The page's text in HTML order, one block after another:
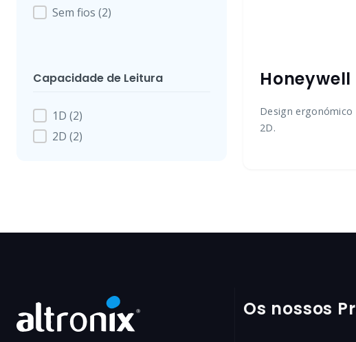
Mobilidade
Sem fios (2)
Capacidade de Leitura
Capacidade de Leitura
1D (2)
2D (2)
Honeywell
Design
2D.
Os nossos